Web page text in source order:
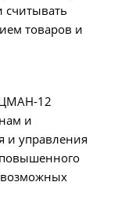
товаров и
12
и
и управления
возможных